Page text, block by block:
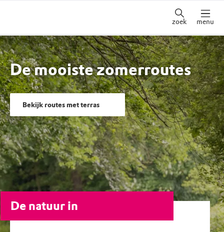
zoek menu
De mooiste zomerroutes
Bekijk routes met terras
De natuur in